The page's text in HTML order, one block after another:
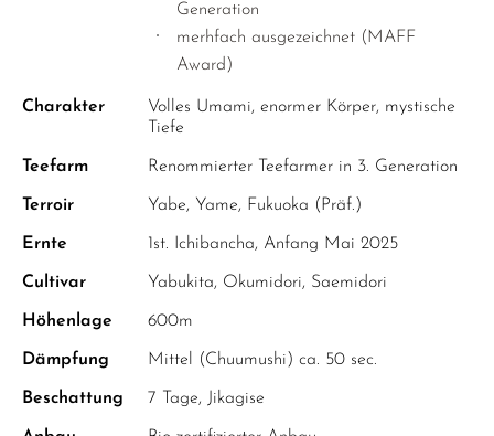
Generation
merhfach ausgezeichnet (MAFF
Award)
Charakter
Volles Umami, enormer Körper, mystische
Tiefe
Teefarm Renommierter Teefarmer in 3. Generation
Terroir Yabe, Yame, Fukuoka (Präf.)
Ernte 1st. Ichibancha, Anfang Mai 2025
Cultivar Yabukita, Okumidori, Saemidori
Höhenlage 600m
Dämpfung Mittel (Chuumushi) ca. 50 sec.
Beschattung 7 Tage, Jikagise